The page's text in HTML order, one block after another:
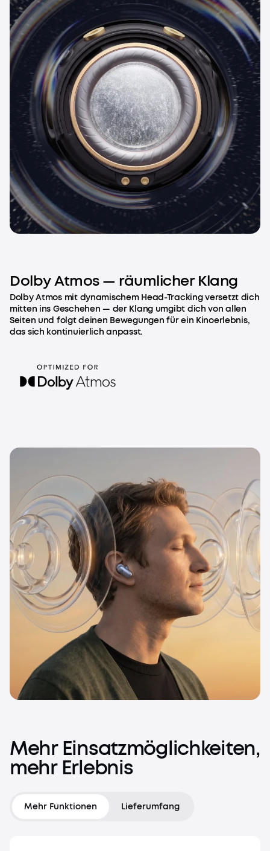
Dolby Atmos — räumlicher Klang
Dolby Atmos mit dynamischem Head-Tracking versetzt dich
mitten ins Geschehen — der Klang umgibt dich von allen
Seiten und folgt deinen Bewegungen für ein Kinoerlebnis,
das sich kontinuierlich anpasst.
Mehr Einsatzmöglichkeiten,
mehr Erlebnis
Mehr Funktionen Lieferumfang